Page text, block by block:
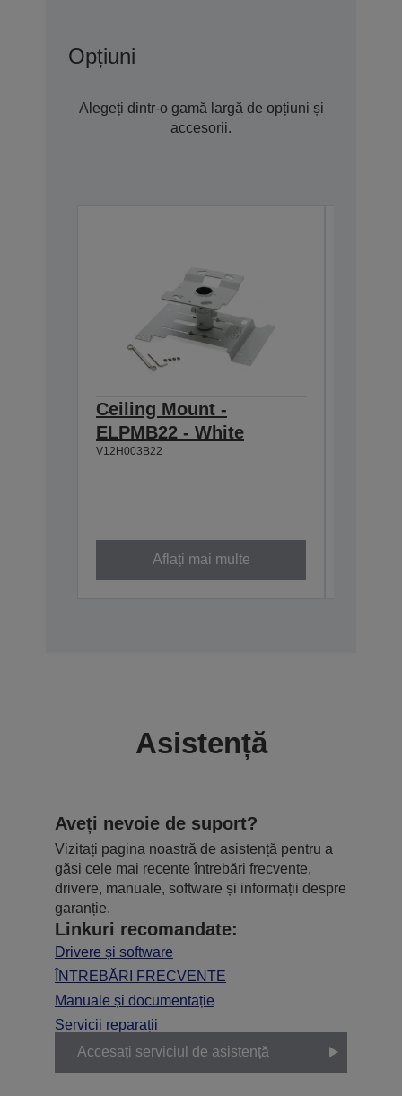
Opțiuni
Alegeți dintr-o gamă largă de opțiuni și
accesorii.
Ceiling Mount -
ELPMB22 - White
V12H003B22
Aflați mai multe
Asistență
Aveți nevoie de suport?
Vizitați pagina noastră de asistență pentru a
găsi cele mai recente întrebări frecvente,
drivere, manuale, software și informații despre
garanție.
Linkuri recomandate:
Drivere și software
ÎNTREBĂRI FRECVENTE
Manuale și documentație
Servicii reparații
Accesați serviciul de asistență